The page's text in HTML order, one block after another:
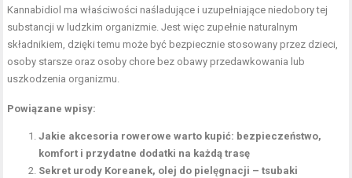
Kannabidiol ma właściwości naśladujące i uzupełniające niedobory tej
substancji w ludzkim organizmie. Jest więc zupełnie naturalnym
składnikiem, dzięki temu może być bezpiecznie stosowany przez dzieci,
osoby starsze oraz osoby chore bez obawy przedawkowania lub
uszkodzenia organizmu.
Powiązane wpisy:
Jakie akcesoria rowerowe warto kupić: bezpieczeństwo,
komfort i przydatne dodatki na każdą trasę
Sekret urody Koreanek, olej do pielęgnacji – tsubaki